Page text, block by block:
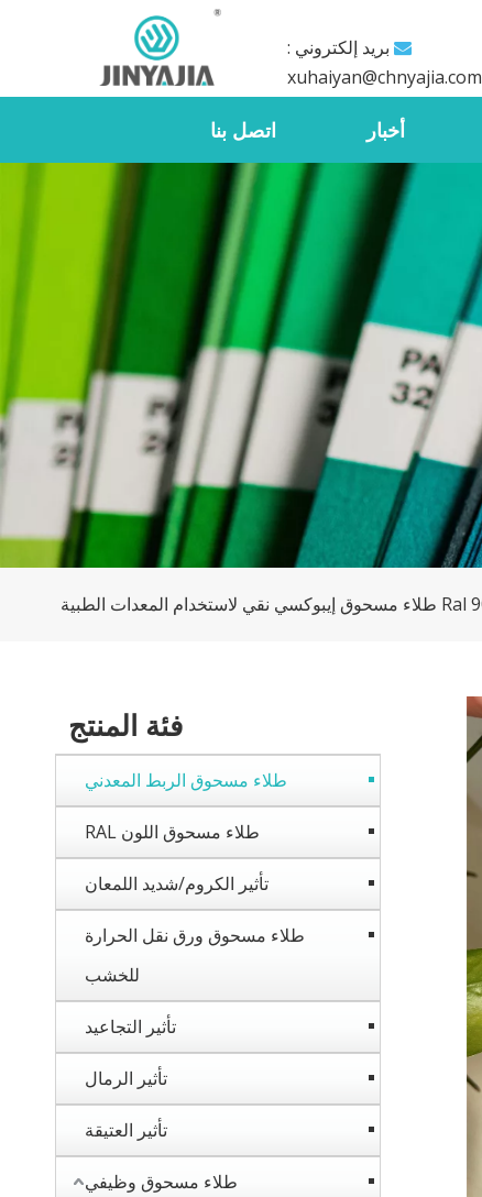
 بريد إلكتروني :
xuhaiyan@chnyajia.com
أخبار اتصل بنا
فئة المنتج
طلاء مسحوق الربط المعدني
طلاء مسحوق اللون RAL
تأثير الكروم/شديد اللمعان
طلاء مسحوق ورق نقل الحرارة
للخشب
تأثير التجاعيد
تأثير الرمال
تأثير العتيقة
طلاء مسحوق وظيفي